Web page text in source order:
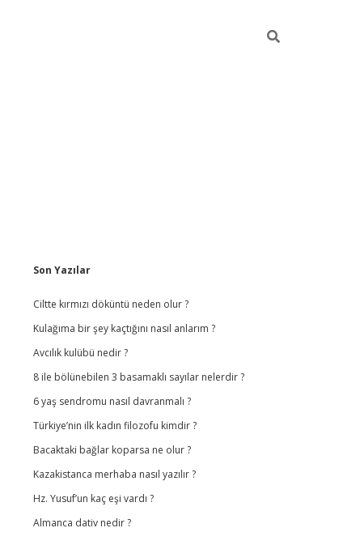
Sidebar
Son Yazılar
Ciltte kırmızı döküntü neden olur ?
Kulağıma bir şey kaçtığını nasıl anlarım ?
Avcılık kulübü nedir ?
8 ile bölünebilen 3 basamaklı sayılar nelerdir ?
6 yaş sendromu nasıl davranmalı ?
Türkiye’nin ilk kadın filozofu kimdir ?
Bacaktaki bağlar koparsa ne olur ?
Kazakistanca merhaba nasıl yazılır ?
Hz. Yusuf’un kaç eşi vardı ?
Almanca dativ nedir ?
hiltonbetvdcasino güncel giriş